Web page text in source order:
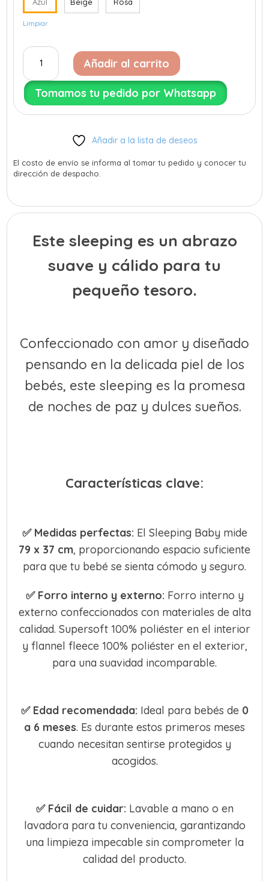
Limpiar
Sleeping
bordado
para
bebé
cantidad
Añadir al carrito
Tomamos tu pedido por Whatsapp
Añadir a la lista de deseos
El costo de envío se informa al tomar tu pedido y conocer tu
dirección de despacho.
Este sleeping es un abrazo
suave y cálido para tu
pequeño tesoro.
Confeccionado con amor y diseñado
pensando en la delicada piel de los
bebés, este sleeping es la promesa
de noches de paz y dulces sueños.
Características clave:
✅ Medidas perfectas: El Sleeping Baby mide
79 x 37 cm, proporcionando espacio suficiente
para que tu bebé se sienta cómodo y seguro.
✅ Forro interno y externo: Forro interno y
externo confeccionados con materiales de alta
calidad. Supersoft 100% poliéster en el interior
y flannel fleece 100% poliéster en el exterior,
para una suavidad incomparable.
✅ Edad recomendada: Ideal para bebés de 0
a 6 meses. Es durante estos primeros meses
cuando necesitan sentirse protegidos y
acogidos.
✅ Fácil de cuidar: Lavable a mano o en
lavadora para tu conveniencia, garantizando
una limpieza impecable sin comprometer la
calidad del producto.